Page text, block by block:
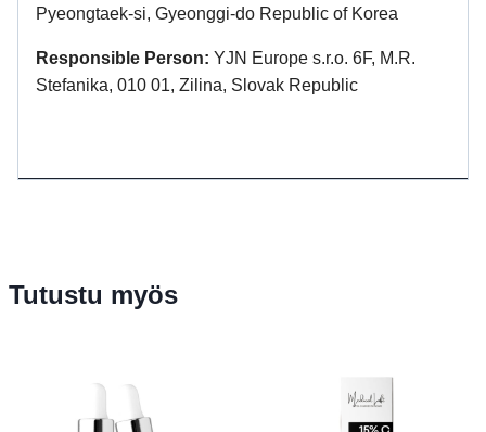
Pyeongtaek-si, Gyeonggi-do Republic of Korea
Responsible Person: YJN Europe s.r.o. 6F, M.R.
Stefanika, 010 01, Zilina, Slovak Republic
Tutustu myös